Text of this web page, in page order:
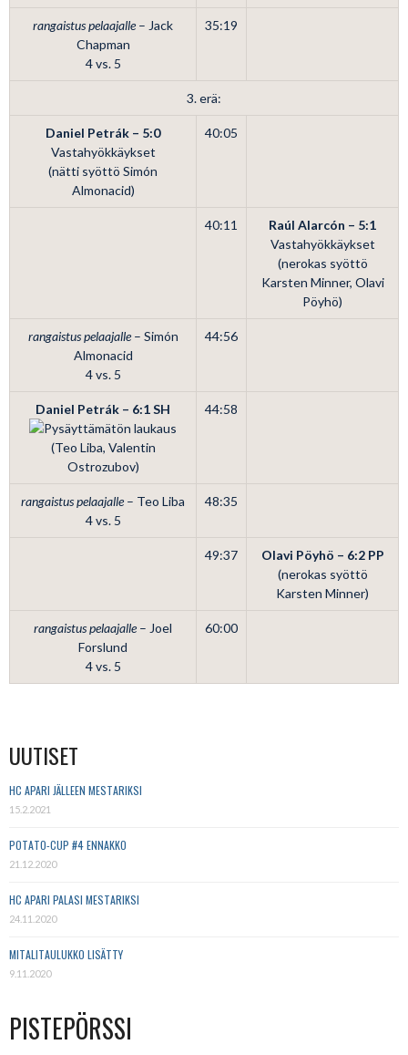
rangaistus pelaajalle– Jack
Chapman
4 vs. 5
35:19
3. erä:
Daniel Petrák – 5:0
Vastahyökkäykset
(nätti syöttö Simón
Almonacid)
40:05
40:11
Raúl Alarcón – 5:1
Vastahyökkäykset
(nerokas syöttö
Karsten Minner, Olavi
Pöyhö)
rangaistus pelaajalle– Simón
Almonacid
4 vs. 5
44:56
Daniel Petrák – 6:1SH
(Teo Liba, Valentin
Ostrozubov)
44:58
rangaistus pelaajalle– Teo Liba
4 vs. 5
48:35
49:37 Olavi Pöyhö – 6:2 PP
(nerokas syöttö
Karsten Minner)
rangaistus pelaajalle– Joel
Forslund
4 vs. 5
60:00
UUTISET
HC APARI JÄLLEEN MESTARIKSI
15.2.2021
POTATO-CUP #4 ENNAKKO
21.12.2020
HC APARI PALASI MESTARIKSI
24.11.2020
MITALITAULUKKO LISÄTTY
9.11.2020
PISTEPÖRSSI